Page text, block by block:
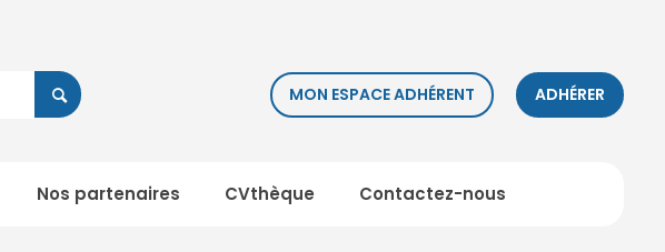
MON ESPACE ADHÉRENT ADHÉRER
Nos partenaires CVthèque Contactez-nous